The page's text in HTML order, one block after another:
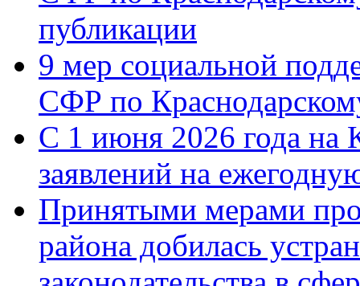
публикации
9 мер социальной
СФР по
С 1 июня 2026 года на
заявлений на
Принятыми мерами
района добилась